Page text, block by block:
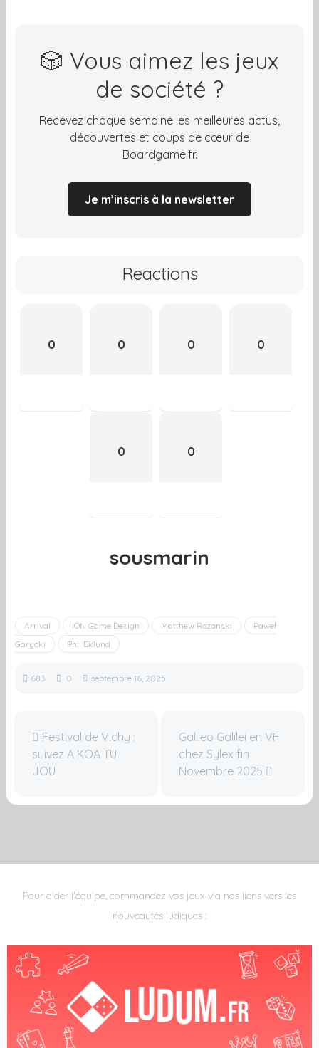
🎲 Vous aimez les jeux
de société ?
Recevez chaque semaine les meilleures actus,
découvertes et coups de cœur de
Boardgame.fr.
Je m’inscris à la newsletter
Reactions
0 0 0 0
0 0
sousmarin
Arrival ION Game Design Matthew Rozanski
Paweł
Garycki
Phil Eklund
683 0 septembre 16, 2025
Festival de Vichy :
suivez A KOA TU
JOU
Galileo Galilei en VF
chez Sylex fin
Novembre 2025
Pour aider l'équipe, commandez vos jeux via nos liens vers les
nouveautés ludiques :